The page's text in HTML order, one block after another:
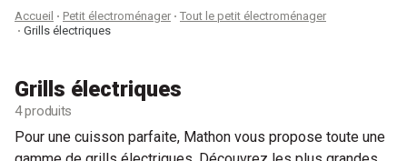
Accueil Petit électroménager
Tout le petit électroménager
Grills électriques
Grills électriques
4 produits
Pour une cuisson parfaite, Mathon vous propose toute une